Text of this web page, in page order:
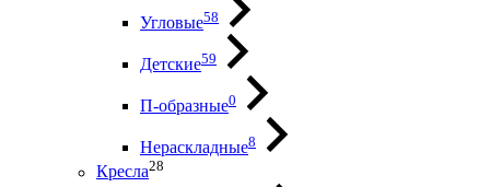
Угловые58
Детские59
П-образные0
Нераскладные8
Кресла28